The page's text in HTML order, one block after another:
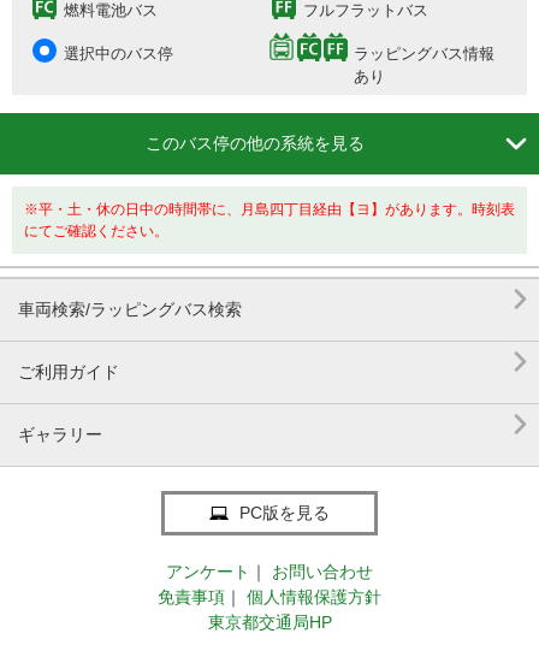
燃料電池バス フルフラットバス
選択中のバス停
ラッピングバス情報
あり
このバス停の他の系統を見る 
※平・土・休の日中の時間帯に、月島四丁目経由【ヨ】があります。時刻表
にてご確認ください。
車両検索/ラッピングバス検索 
ご利用ガイド 
ギャラリー 
PC版を見る
アンケート ｜
お問い合わせ
免責事項 ｜
個人情報保護方針
東京都交通局HP